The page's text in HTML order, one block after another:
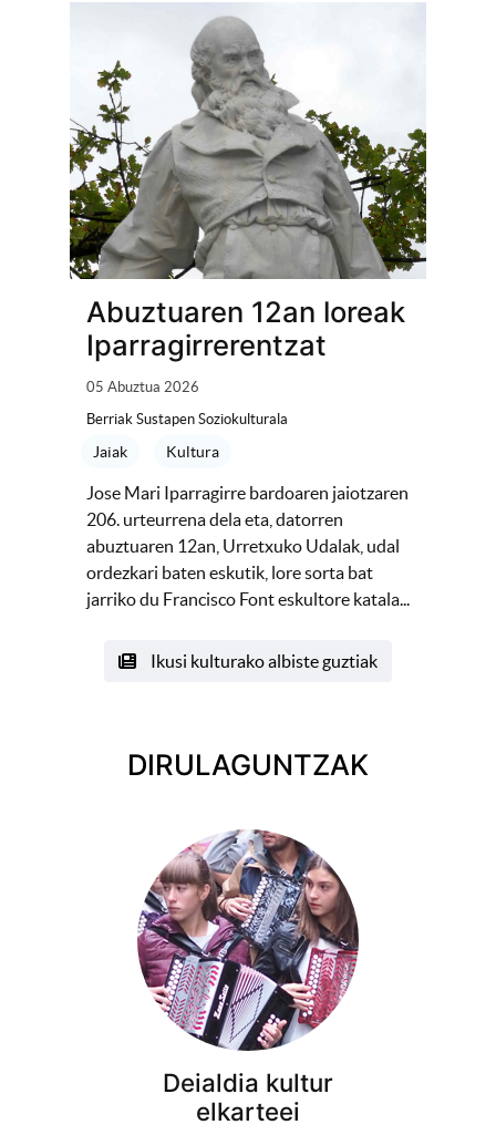
Abuztuaren 12an loreak
Iparragirrerentzat
05 Abuztua 2026
Berriak Sustapen Soziokulturala
Jaiak Kultura
Jose Mari Iparragirre bardoaren jaiotzaren
206. urteurrena dela eta, datorren
abuztuaren 12an, Urretxuko Udalak, udal
ordezkari baten eskutik, lore sorta bat
jarriko du Francisco Font eskultore katala...
Ikusi kulturako albiste guztiak
DIRULAGUNTZAK
Deialdia kultur
elkarteei